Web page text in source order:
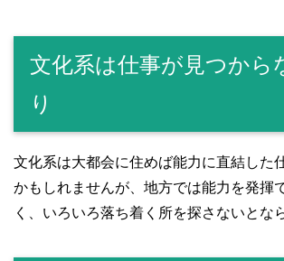
文化系は仕事が見つから
り
文化系は大都会に住めば能力に直結した
かもしれませんが、地方では能力を発揮
く、いろいろ落ち着く所を探さないとな